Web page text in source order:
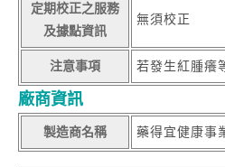
定期校正之服務
及據點資訊
無須校正
注意事項 若發生紅腫癢
廠商資訊
製造商名稱 藥得宜健康事